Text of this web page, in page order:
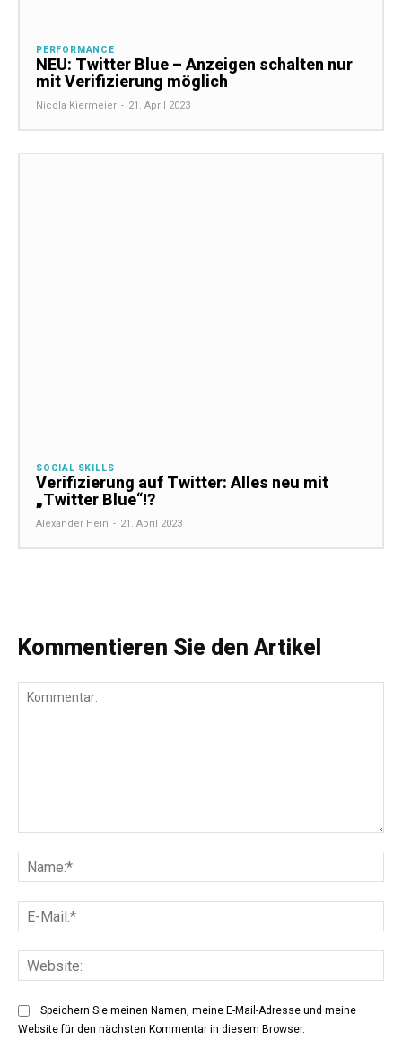
PERFORMANCE
NEU: Twitter Blue – Anzeigen schalten nur
mit Verifizierung möglich
Nicola Kiermeier - 21. April 2023
SOCIAL SKILLS
Verifizierung auf Twitter: Alles neu mit
„Twitter Blue“!?
Alexander Hein - 21. April 2023
Kommentieren Sie den Artikel
Speichern Sie meinen Namen, meine E-Mail-Adresse und meine
Website für den nächsten Kommentar in diesem Browser.